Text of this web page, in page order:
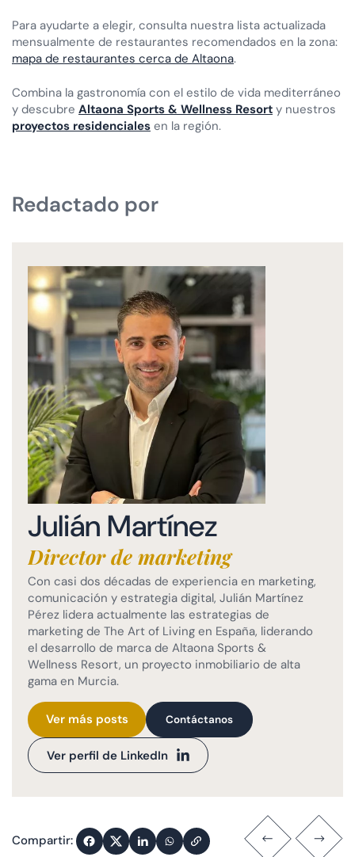
Para ayudarte a elegir, consulta nuestra lista actualizada
mensualmente de restaurantes recomendados en la zona:
mapa de restaurantes cerca de Altaona.
Combina la gastronomía con el estilo de vida mediterráneo
y descubre Altaona Sports & Wellness Resort y nuestros
proyectos residenciales en la región.
Redactado por
Julián Martínez
Director de marketing
Con casi dos décadas de experiencia en marketing,
comunicación y estrategia digital, Julián Martínez
Pérez lidera actualmente las estrategias de
marketing de The Art of Living en España, liderando
el desarrollo de marca de Altaona Sports &
Wellness Resort, un proyecto inmobiliario de alta
gama en Murcia.
Ver más posts Contáctanos
Ver perfil de LinkedIn
Compartir: